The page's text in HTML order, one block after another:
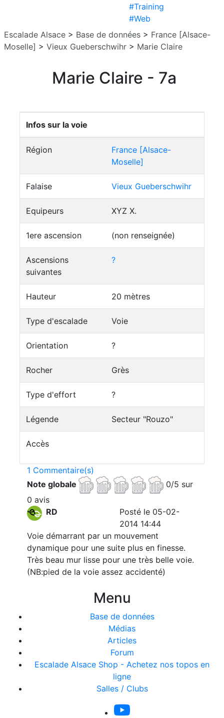
#Training
#Web
Escalade Alsace > Base de données > France [Alsace-
Moselle] > Vieux Gueberschwihr > Marie Claire
Marie Claire - 7a
Infos sur la voie
Région
France [Alsace-
Moselle]
Falaise Vieux Gueberschwihr
Equipeurs XYZ X.
1ere ascension (non renseignée)
Ascensions
suivantes
?
Hauteur 20 mètres
Type d'escalade Voie
Orientation ?
Rocher Grès
Type d'effort ?
Légende Secteur "Rouzo"
Accès
1 Commentaire(s)
Note globale
0/5 sur
0 avis
RD
Posté le 05-02-
2014 14:44
Voie démarrant par un mouvement
dynamique pour une suite plus en finesse.
Très beau mur lisse pour une très belle voie.
(NB:pied de la voie assez accidenté)
Menu
Base de données
Médias
Articles
Forum
Escalade Alsace Shop - Achetez nos topos en
ligne
Salles / Clubs